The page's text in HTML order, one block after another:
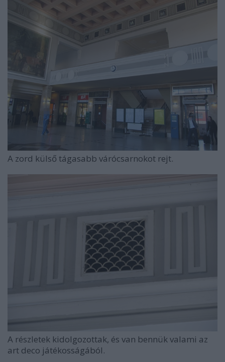
A zord külső tágasabb várócsarnokot rejt.
A részletek kidolgozottak, és van bennük valami az
art deco játékosságából.